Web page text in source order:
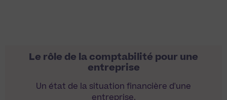
Le rôle de la comptabilité pour une
entreprise
Un état de la situation financière d'une
entreprise.